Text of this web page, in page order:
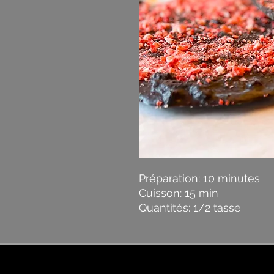
Préparation: 10 minutes
Cuisson: 15 min
Quantités: 1/2 tasse